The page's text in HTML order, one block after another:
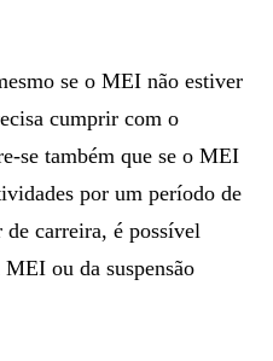
se o MEI não estiver
cumprir com o
se também que se o MEI
por um período de
carreira, é possível
ou da suspensão